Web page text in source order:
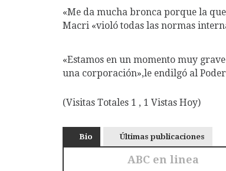
«Me da mucha bronca porque la
Macri «violó todas las normas
«Estamos en un momento muy
una corporación»,le endilgó al
(Visitas Totales 1 , 1 Vistas Hoy)
Bio Últimas publicaciones
ABC en linea